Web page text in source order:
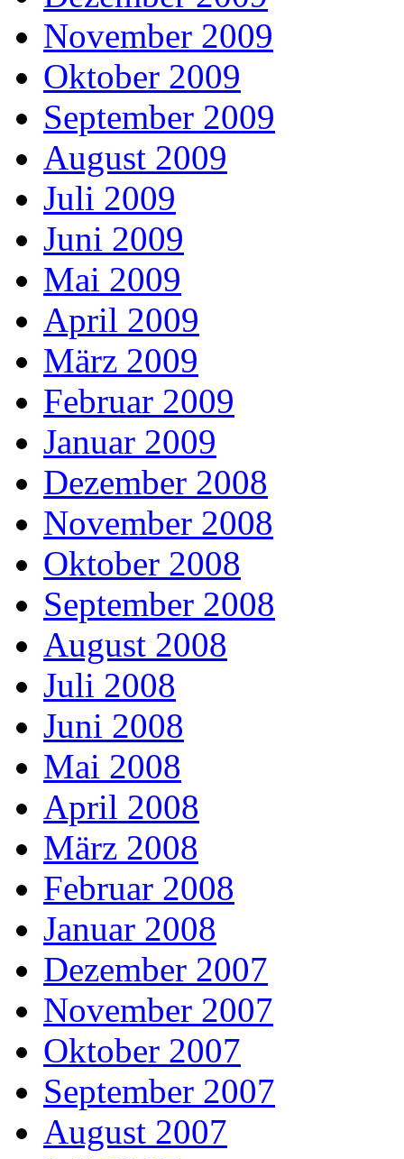
November 2009
Oktober 2009
September 2009
August 2009
Juli 2009
Juni 2009
Mai 2009
April 2009
März 2009
Februar 2009
Januar 2009
Dezember 2008
November 2008
Oktober 2008
September 2008
August 2008
Juli 2008
Juni 2008
Mai 2008
April 2008
März 2008
Februar 2008
Januar 2008
Dezember 2007
November 2007
Oktober 2007
September 2007
August 2007